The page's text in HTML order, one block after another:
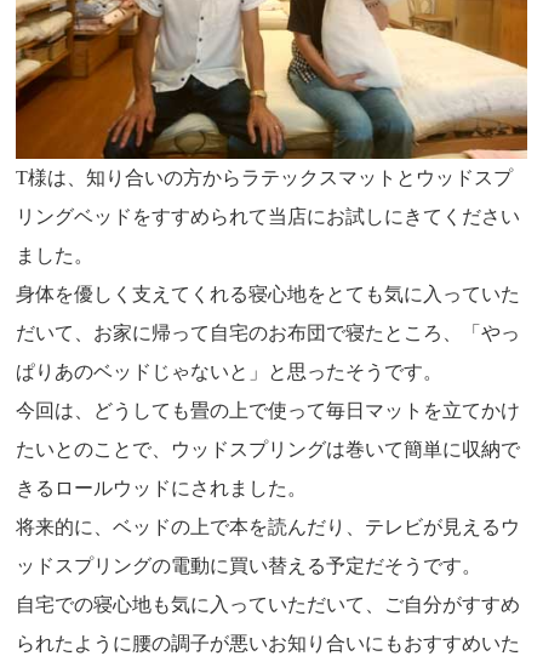
T様は、知り合いの方からラテックスマットとウッドスプ
リングベッドをすすめられて当店にお試しにきてください
ました。
身体を優しく支えてくれる寝心地をとても気に入っていた
だいて、お家に帰って自宅のお布団で寝たところ、「やっ
ぱりあのベッドじゃないと」と思ったそうです。
今回は、どうしても畳の上で使って毎日マットを立てかけ
たいとのことで、ウッドスプリングは巻いて簡単に収納で
きるロールウッドにされました。
将来的に、ベッドの上で本を読んだり、テレビが見えるウ
ッドスプリングの電動に買い替える予定だそうです。
自宅での寝心地も気に入っていただいて、ご自分がすすめ
られたように腰の調子が悪いお知り合いにもおすすめいた